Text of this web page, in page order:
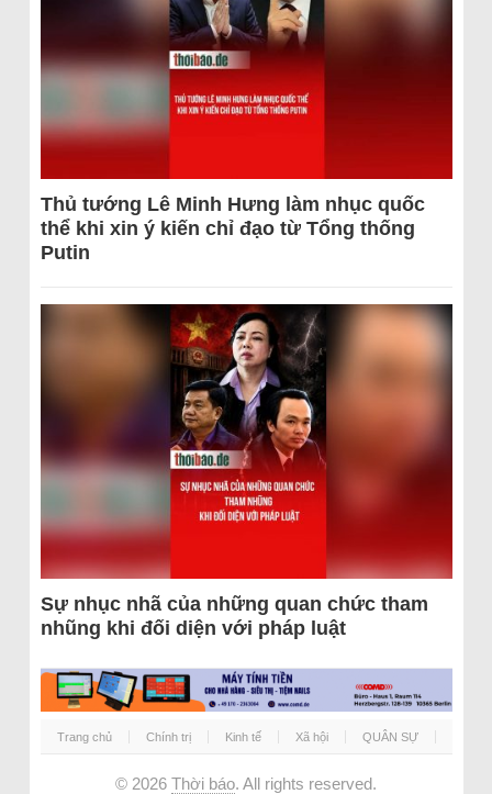
Thủ tướng Lê Minh Hưng làm nhục quốc
thể khi xin ý kiến chỉ đạo từ Tổng thống
Putin
Sự nhục nhã của những quan chức tham
nhũng khi đối diện với pháp luật
Trang chủ Chính trị Kinh tế Xã hội QUÂN SỰ
© 2026 Thời báo. All rights reserved.